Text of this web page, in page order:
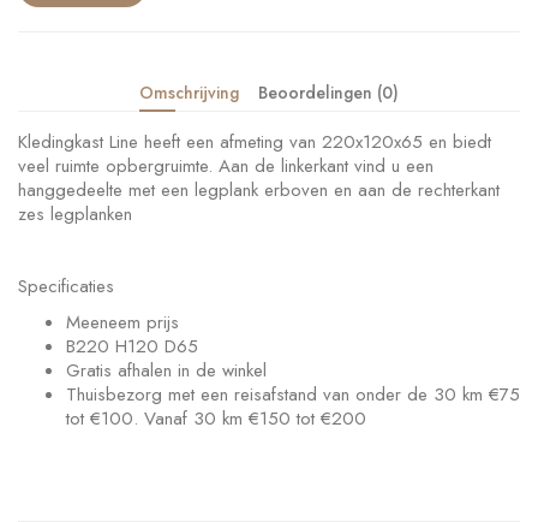
Omschrijving Beoordelingen (0)
Kledingkast Line heeft een afmeting van 220x120x65 en biedt
veel ruimte opbergruimte. Aan de linkerkant vind u een
hanggedeelte met een legplank erboven en aan de rechterkant
zes legplanken
Specificaties
Meeneem prijs
B220 H120 D65
Gratis afhalen in de winkel
Thuisbezorg met een reisafstand van onder de 30 km €75
tot €100. Vanaf 30 km €150 tot €200